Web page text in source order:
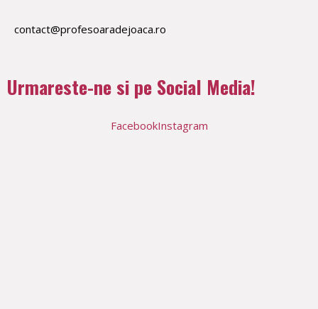
contact@profesoaradejoaca.ro
Urmareste-ne si pe Social Media!
FacebookInstagram